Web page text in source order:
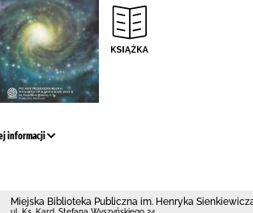
informacji
Miejska Biblioteka Publiczna im. Henryka